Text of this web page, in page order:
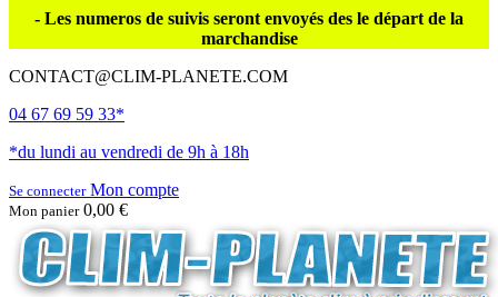
- Les numeros de suivis seront envoyés des le départ de la
marchandise
CONTACT@CLIM-PLANETE.COM
04 67 69 59 33*
*du lundi au vendredi de 9h à 18h
Se connecterMon compte
Mon panier 0,00 €